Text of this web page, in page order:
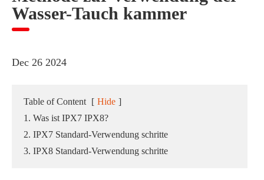
Wasser-Tauch kammer
Dec 26 2024
Table of Content [ Hide ]
1. Was ist IPX7 IPX8?
2. IPX7 Standard-Verwendung schritte
3. IPX8 Standard-Verwendung schritte